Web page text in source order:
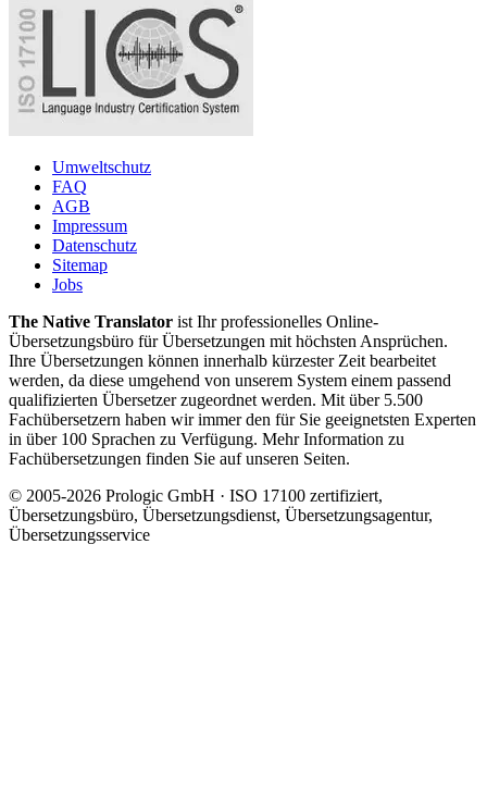
Umweltschutz
FAQ
AGB
Impressum
Datenschutz
Sitemap
Jobs
The Native Translator ist Ihr professionelles Online-
Übersetzungsbüro für Übersetzungen mit höchsten Ansprüchen.
Ihre Übersetzungen können innerhalb kürzester Zeit bearbeitet
werden, da diese umgehend von unserem System einem passend
qualifizierten Übersetzer zugeordnet werden. Mit über 5.500
Fachübersetzern haben wir immer den für Sie geeignetsten Experten
in über 100 Sprachen zu Verfügung. Mehr Information zu
Fachübersetzungen finden Sie auf unseren Seiten.
© 2005-2026 Prologic GmbH · ISO 17100 zertifiziert,
Übersetzungsbüro, Übersetzungsdienst, Übersetzungsagentur,
Übersetzungsservice